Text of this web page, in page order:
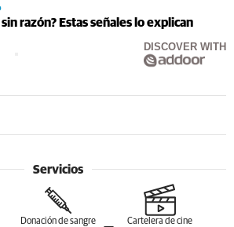
razón? Estas señales lo explican
DISCOVER WITH
Servicios
Donación de sangre Cartelera de cine